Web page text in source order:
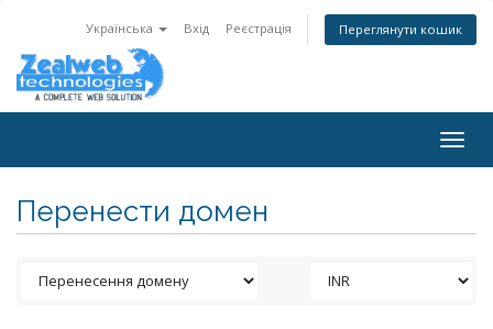
Українська Вхід Реєстрація Переглянути кошик
Перенести домен